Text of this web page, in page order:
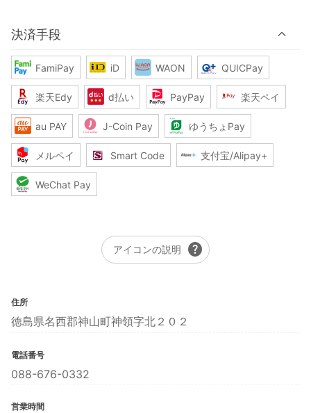
決済手段
FamiPay iD WAON QUICPay
楽天Edy d払い PayPay 楽天ペイ
au PAY J-Coin Pay ゆうちょPay
メルペイ Smart Code 支付宝/Alipay+
WeChat Pay
アイコンの説明 help
住所
徳島県名西郡神山町神領字北２０２
電話番号
088-676-0332
営業時間